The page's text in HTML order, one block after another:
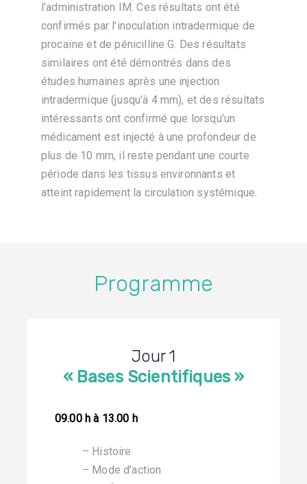
l’administration IM. Ces résultats ont été
confirmés par l’inoculation intradermique de
procaïne et de pénicilline G. Des résultats
similaires ont été démontrés dans des
études humaines après une injection
intradermique (jusqu’à 4 mm), et des résultats
intéressants ont confirmé que lorsqu’un
médicament est injecté à une profondeur de
plus de 10 mm, il reste pendant une courte
période dans les tissus environnants et
atteint rapidement la circulation systémique.
Programme
Jour 1
« Bases Scientifiques »
09.00 h à 13.00 h
– Histoire
– Mode d’action